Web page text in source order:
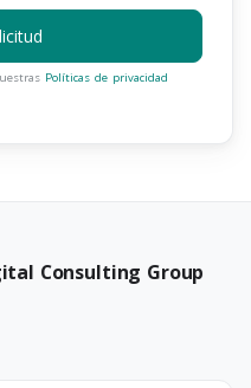
Políticas de privacidad
Consulting Group